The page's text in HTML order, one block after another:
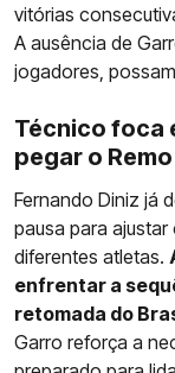
vitórias
A ausência de
jogadores,
Técnico foca
pegar o Remo
Fernando Diniz já
pausa para
diferentes atletas.
enfrentar a
retomada do
Garro reforça a